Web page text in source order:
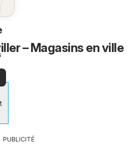
– Magasins en ville
PUBLICITÉ